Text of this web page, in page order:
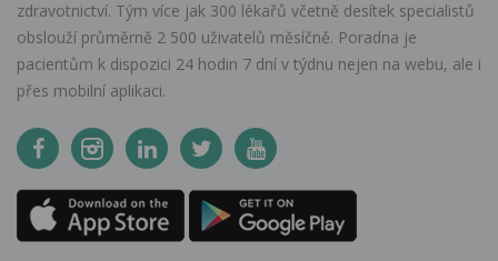
zdravotnictví. Tým více jak 300 lékařů včetně desítek specialistů
obslouží průměrně 2 500 uživatelů měsíčně. Poradna je
pacientům k dispozici 24 hodin 7 dní v týdnu nejen na webu, ale i
přes mobilní aplikaci.